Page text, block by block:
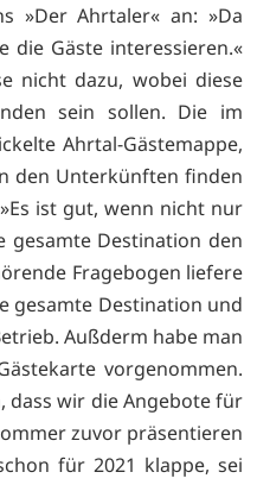
»Der Ahrtaler« an: »Da
die Gäste interessieren.«
nicht dazu, wobei diese
sein sollen. Die im
Ahrtal-Gästemappe,
den Unterkünften finden
ist gut, wenn nicht nur
gesamte Destination den
Fragebogen liefere
gesamte Destination und
Außderm habe man
vorgenommen.
dass wir die Angebote für
zuvor präsentieren
für 2021 klappe, sei